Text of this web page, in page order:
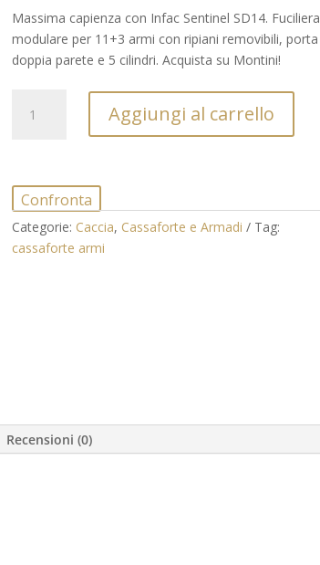
Massima capienza con Infac Sentinel SD14. Fuciliera
modulare per 11+3 armi con ripiani removibili, porta
doppia parete e 5 cilindri. Acquista su Montini!
Blindato
SD14
Fuciliera
14
Aggiungi al carrello
Confronta
Categorie: Caccia, Cassaforte e Armadi
Tag:
cassaforte armi
Recensioni (0)